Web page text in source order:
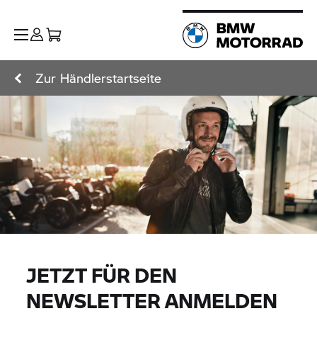
Zur Händlerstartseite
JETZT FÜR DEN
NEWSLETTER ANMELDEN